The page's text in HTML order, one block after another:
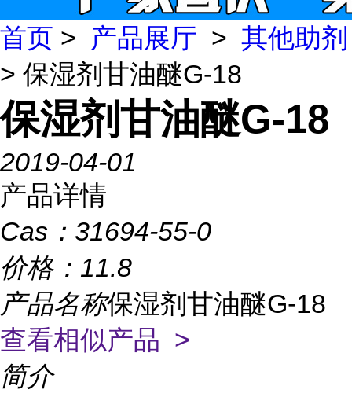
首页 > 产品展厅 > 其他助剂
> 保湿剂甘油醚G-18
保湿剂甘油醚G-18
2019-04-01
产品详情
Cas： 31694-55-0
价格： 11.8
产品名称保湿剂甘油醚G-18
查看相似产品 >
简介